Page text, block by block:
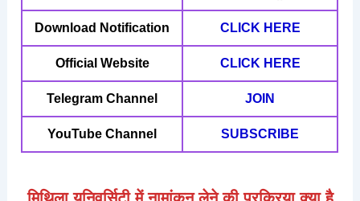
Download Notification CLICK HERE
Official Website CLICK HERE
Telegram Channel JOIN
YouTube Channel SUBSCRIBE